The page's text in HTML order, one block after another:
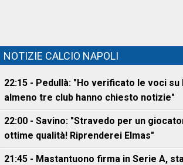
NOTIZIE CALCIO NAPOLI
22:15 - Pedullà: "Ho verificato le voci
almeno tre club hanno chiesto notizie"
22:00 - Savino: "Stravedo per un
ottime qualità! Riprenderei Elmas"
21:45 - Mastantuono firma in Serie A,